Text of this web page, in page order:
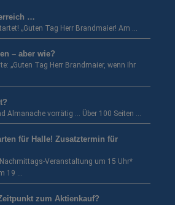
…
„Guten Tag Herr Brandmaier! Am …
– aber wie?
„Guten Tag Herr Brandmaier, wenn Ihr
Almanache vorrätig … Über 100 Seiten …
für Halle! Zusatztermin für
Veranstaltung um 15 Uhr*
19 …
zum Aktienkauf?